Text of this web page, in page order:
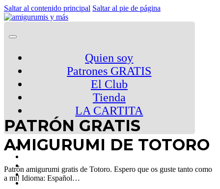
Saltar al contenido principal Saltar al pie de página
Quien soy
Patrones GRATIS
El Club
Tienda
LA CARTITA
PATRÓN GRATIS
AMIGURUMI DE TOTORO
Patrón amigurumi gratis de Totoro. Espero que os guste tanto como
a mi! Idioma: Español…